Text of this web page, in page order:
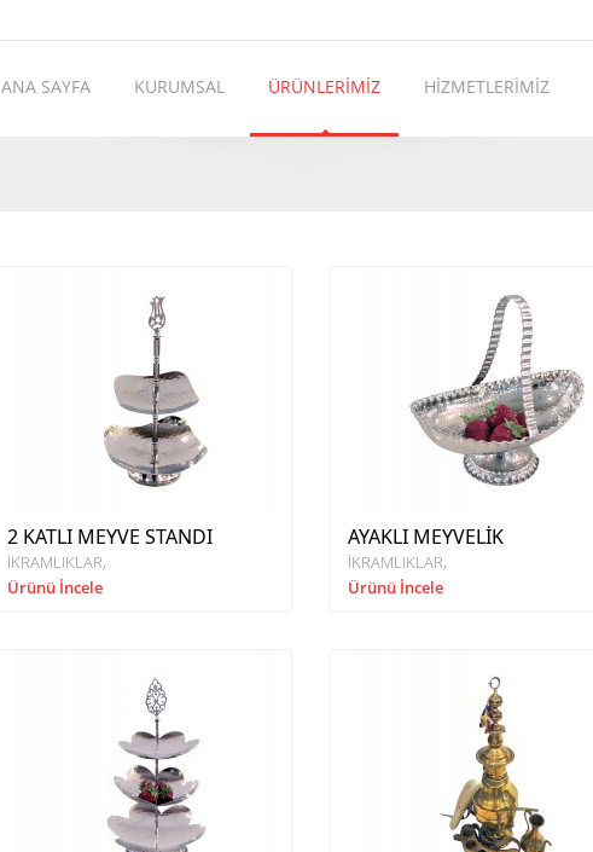
ANA SAYFA KURUMSAL ÜRÜNLERİMİZ HİZMETLERİMİZ
2 KATLI MEYVE STANDI
İKRAMLIKLAR
Ürünü İncele
AYAKLI MEYVELİK
İKRAMLIKLAR
Ürünü İncele